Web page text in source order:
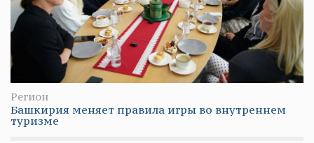
Регион
Башкирия меняет правила игры во внутреннем
туризме